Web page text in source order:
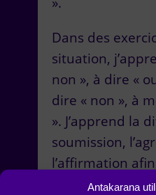
Antakarana
Dans des
situation,
non », à dire «
dire « non », à
». J’apprend la
soumission,
l’affirmation
l’aise dans ce